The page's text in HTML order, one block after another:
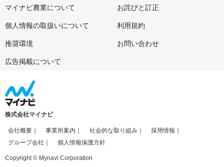
マイナビ農業について お詫びと訂正
個人情報の取扱いについて 利用規約
推奨環境 お問い合わせ
広告掲載について
株式会社マイナビ
会社概要 事業所案内 社会的な取り組み
採用情報
グループ会社
個人情報保護方針
Copyright © Mynavi Corporation